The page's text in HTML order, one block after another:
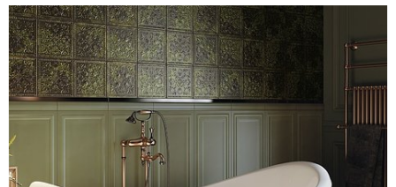
kolekcjach Trueland, Freelan...